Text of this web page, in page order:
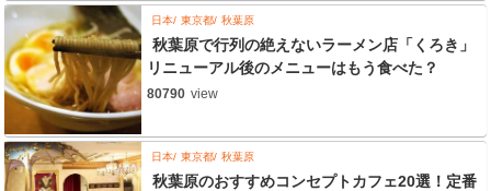
日本 東京都 秋葉原
秋葉原で行列の絶えないラーメン店「くろき」
リニューアル後のメニューはもう食べた？
80790 view
日本 東京都 秋葉原
秋葉原のおすすめコンセプトカフェ20選！定番